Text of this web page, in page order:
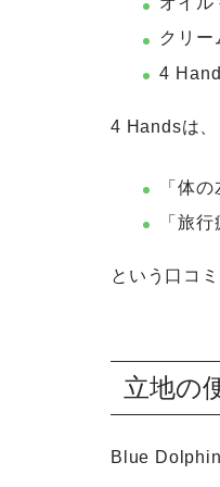
クリー
4
4 Handsは、
「体
「旅
という口コミ
立地の
Blue Dolphin